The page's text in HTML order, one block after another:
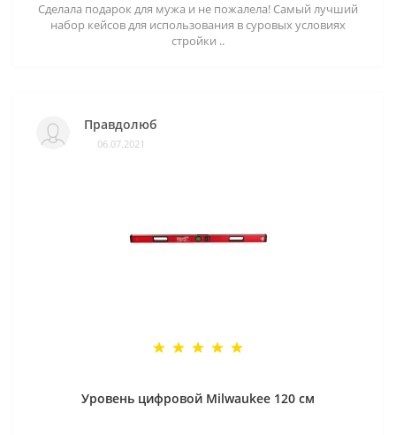
Сделала подарок для мужа и не пожалела! Самый лучший
набор кейсов для использования в суровых условиях
стройки ..
Правдолюб
06.07.2021
Уровень цифровой Milwaukee 120 см